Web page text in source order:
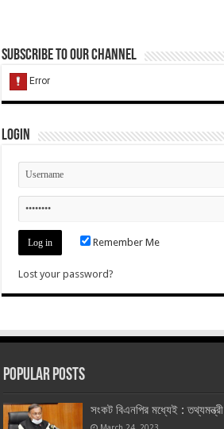
Subscribe to our Channel
Login
Remember Me
Lost your password?
Popular Posts
সংকট বিএনপির মধ্যেই : তথ্যমন্ত্রী